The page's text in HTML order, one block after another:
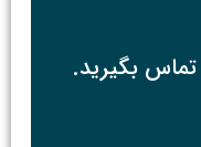
تماس بگیرید.